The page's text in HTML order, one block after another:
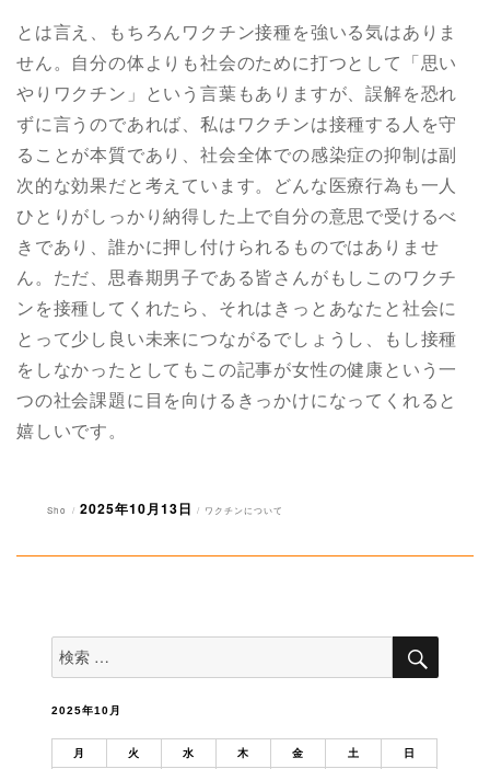
とは言え、もちろんワクチン接種を強いる気はありま
せん。自分の体よりも社会のために打つとして「思い
やりワクチン」という言葉もありますが、誤解を恐れ
ずに言うのであれば、私はワクチンは接種する人を守
ることが本質であり、社会全体での感染症の抑制は副
次的な効果だと考えています。どんな医療行為も一人
ひとりがしっかり納得した上で自分の意思で受けるべ
きであり、誰かに押し付けられるものではありませ
ん。ただ、思春期男子である皆さんがもしこのワクチ
ンを接種してくれたら、それはきっとあなたと社会に
とって少し良い未来につながるでしょうし、もし接種
をしなかったとしてもこの記事が女性の健康という一
つの社会課題に目を向けるきっかけになってくれると
嬉しいです。
投
Sho
投
2025年10月13日
カ
ワクチンについて
索
対
検
2025年10月
月 火 水 木 金 土 日